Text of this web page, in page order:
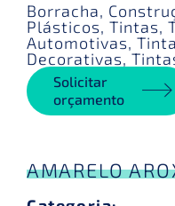
Borracha,
Plásticos, Tintas,
Automotivas,
Decorativas,
Solicitar
orçamento
AMARELO